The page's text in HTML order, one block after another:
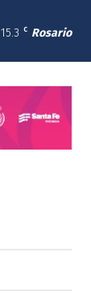
15.3 C Rosario